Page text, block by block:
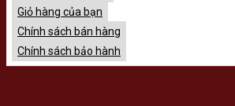
Giỏ hàng của bạn
Chính sách bán hàng
Chính sách bảo hành